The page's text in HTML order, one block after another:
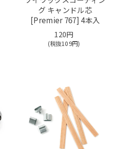
グ キャンドル芯
[Premier 767] 4本入
120円
(税抜109円)